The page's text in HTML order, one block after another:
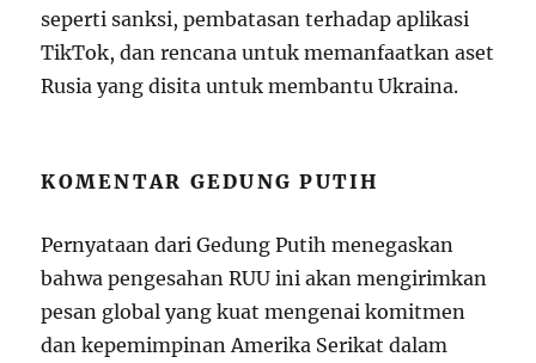
seperti sanksi, pembatasan terhadap aplikasi
TikTok, dan rencana untuk memanfaatkan aset
Rusia yang disita untuk membantu Ukraina.
KOMENTAR GEDUNG PUTIH
Pernyataan dari Gedung Putih menegaskan
bahwa pengesahan RUU ini akan mengirimkan
pesan global yang kuat mengenai komitmen
dan kepemimpinan Amerika Serikat dalam